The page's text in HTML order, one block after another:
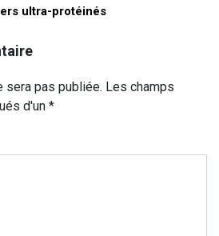
ultra-protéinés
sera pas publiée. Les champs
d'un *